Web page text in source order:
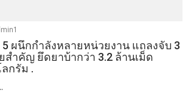
ผนึกกำลังหลายหน่วยงาน แถลงจับ 3
สำคัญ ยึดยาบ้ากว่า 3.2 ล้านเม็ด
ลกรัม .